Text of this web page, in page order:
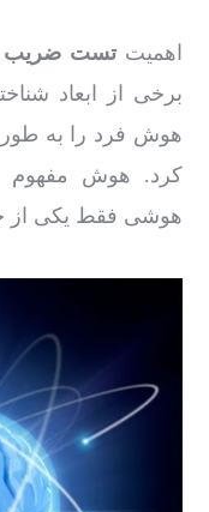
اهمیتتست ضریب
برخی از ابعاد
هوش فرد را به
کرد. هوش
هوشی فقط یکی از